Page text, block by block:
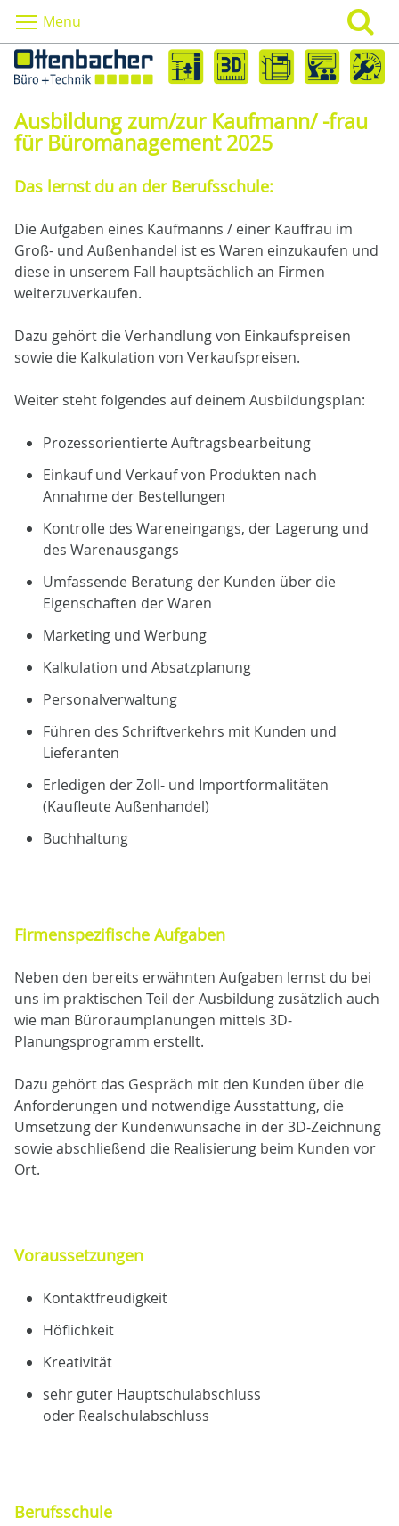
Menu
Ausbildung zum/zur Kaufmann/ -frau
für Büromanagement 2025
Das lernst du an der Berufsschule:
Die Aufgaben eines Kaufmanns / einer Kauffrau im
Groß- und Außenhandel ist es Waren einzukaufen und
diese in unserem Fall hauptsächlich an Firmen
weiterzuverkaufen.
Dazu gehört die Verhandlung von Einkaufspreisen
sowie die Kalkulation von Verkaufspreisen.
Weiter steht folgendes auf deinem Ausbildungsplan:
Prozessorientierte Auftragsbearbeitung
Einkauf und Verkauf von Produkten nach
Annahme der Bestellungen
Kontrolle des Wareneingangs, der Lagerung und
des Warenausgangs
Umfassende Beratung der Kunden über die
Eigenschaften der Waren
Marketing und Werbung
Kalkulation und Absatzplanung
Personalverwaltung
Führen des Schriftverkehrs mit Kunden und
Lieferanten
Erledigen der Zoll- und Importformalitäten
(Kaufleute Außenhandel)
Buchhaltung
Firmenspezifische Aufgaben
Neben den bereits erwähnten Aufgaben lernst du bei
uns im praktischen Teil der Ausbildung zusätzlich auch
wie man Büroraumplanungen mittels 3D-
Planungsprogramm erstellt.
Dazu gehört das Gespräch mit den Kunden über die
Anforderungen und notwendige Ausstattung, die
Umsetzung der Kundenwünsache in der 3D-Zeichnung
sowie abschließend die Realisierung beim Kunden vor
Ort.
Voraussetzungen
Kontaktfreudigkeit
Höflichkeit
Kreativität
sehr guter Hauptschulabschluss
oder Realschulabschluss
Berufsschule